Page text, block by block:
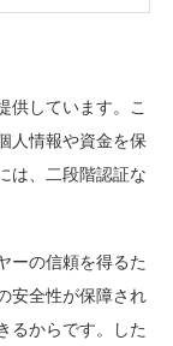
供しています。こ
人情報や資金を保
は、二段階認証な
ーの信頼を得るた
安全性が保障され
るからです。した